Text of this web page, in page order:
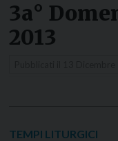
3a°
2013
TEMPI LITURGICI